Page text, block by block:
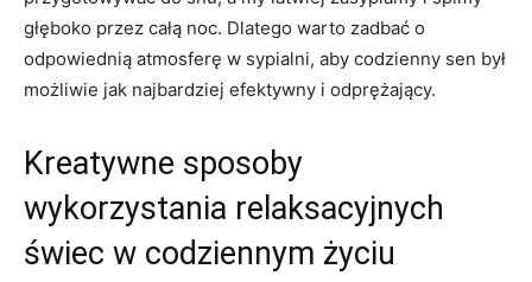
głęboko przez całą noc.‍ Dlatego warto zadbać o
odpowiednią atmosferę w sypialni, aby codzienny sen był
możliwie jak najbardziej ⁤efektywny i odprężający.
Kreatywne sposoby
wykorzystania relaksacyjnych
świec w codziennym życiu